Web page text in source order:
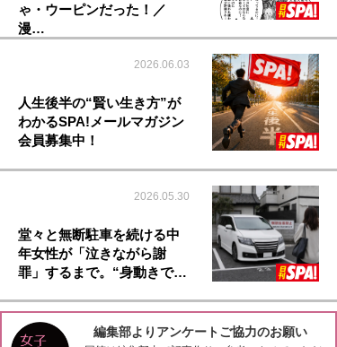
ゃ・ウーピンだった！／
漫…
2026.06.03
人生後半の“賢い生き方”が
わかるSPA!メールマガジン
会員募集中！
2026.05.30
堂々と無断駐車を続ける中
年女性が「泣きながら謝
罪」するまで。“身動きで…